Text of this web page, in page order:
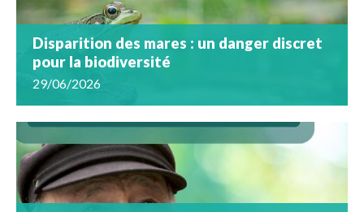
Disparition des mares : un danger discret
pour la biodiversité
29/06/2026